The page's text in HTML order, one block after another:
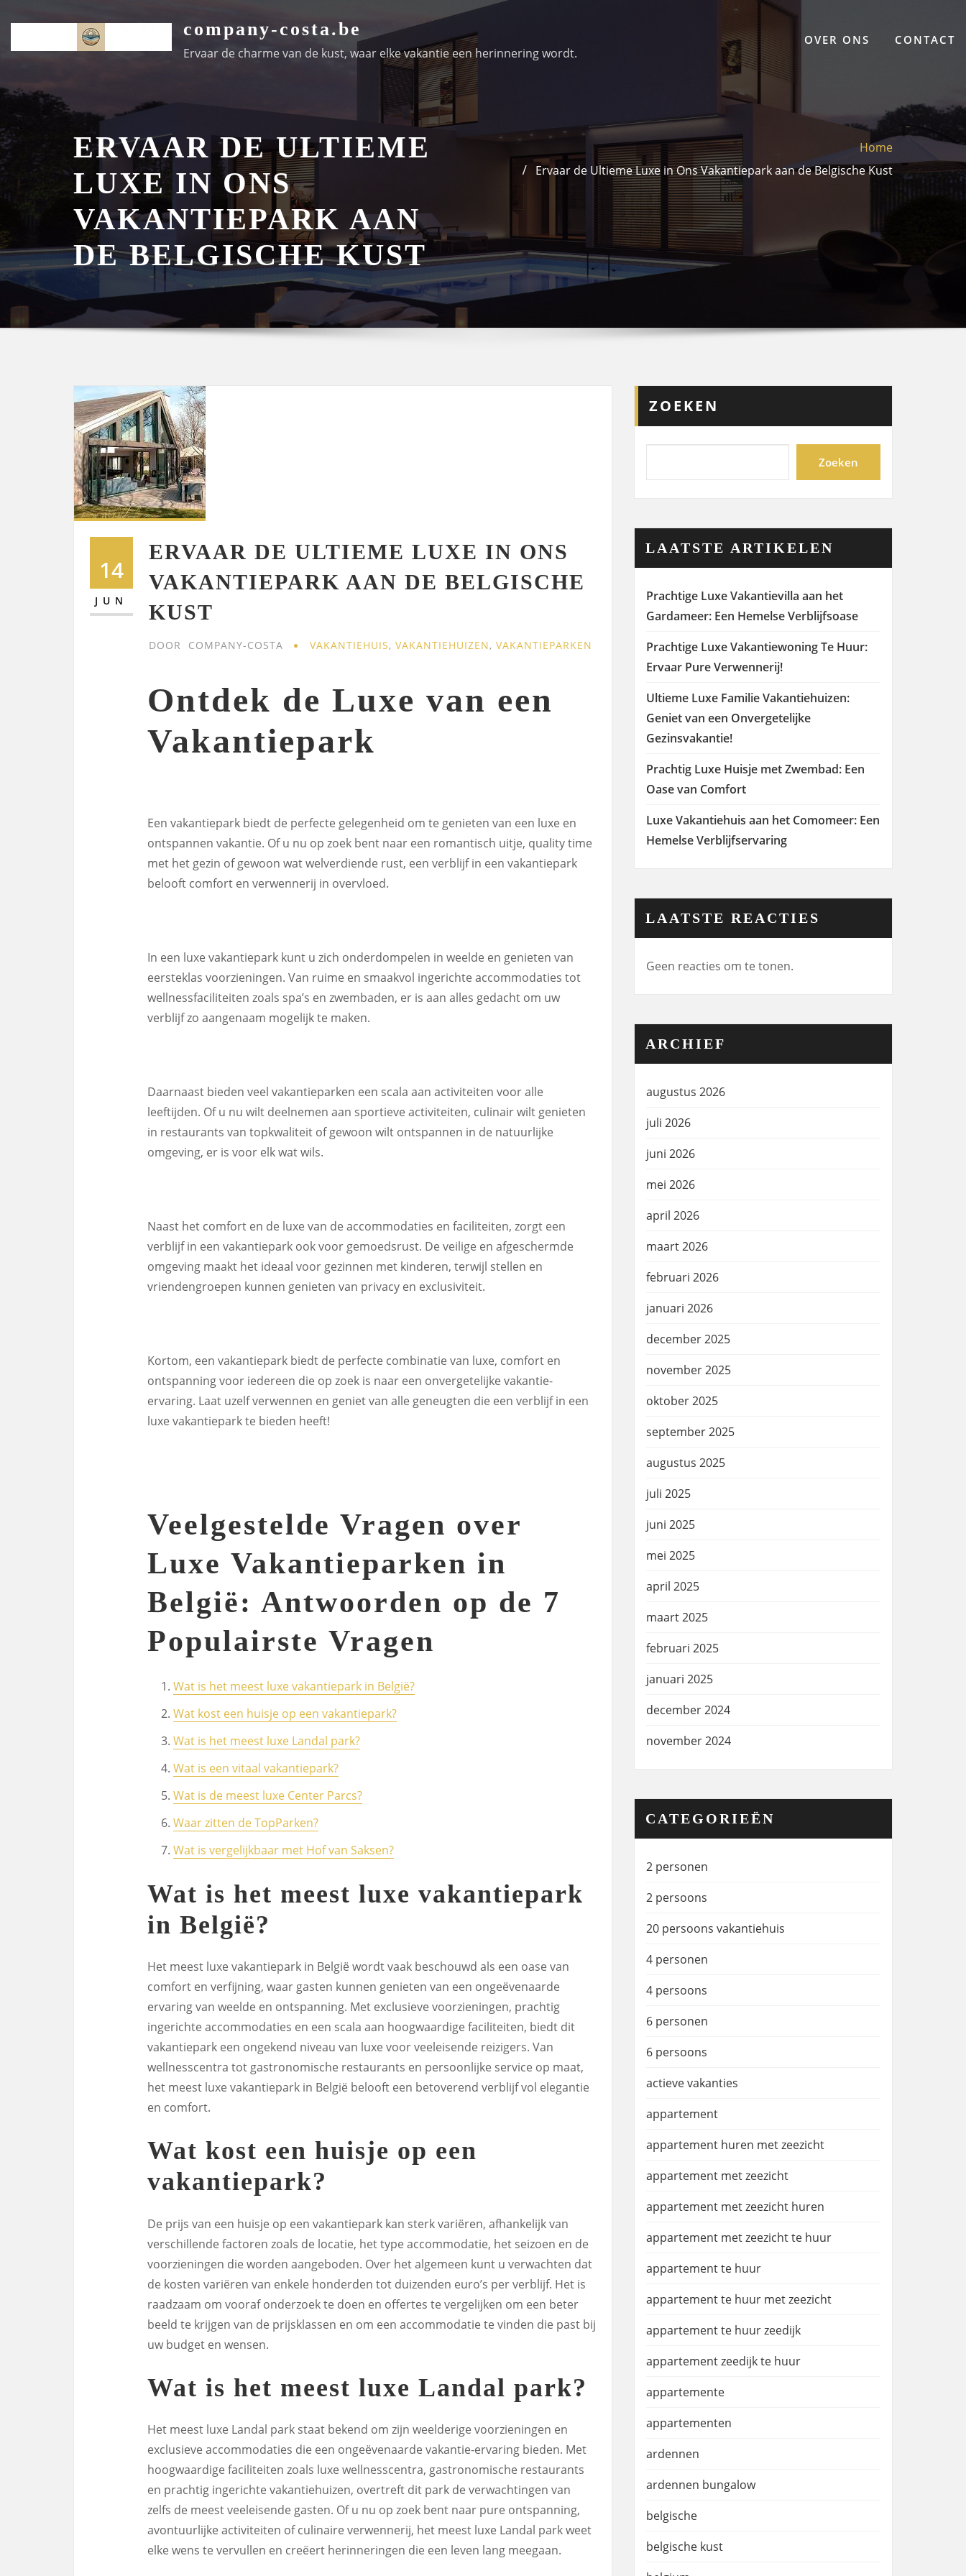
de
company-costa.be
Ervaar de charme van de kust, waar elke vakantie een herinnering wordt.
OVER ONS CONTACT
ERVAAR DE ULTIEME
LUXE IN ONS
VAKANTIEPARK AAN
DE BELGISCHE KUST
Home
Ervaar de Ultieme Luxe in Ons Vakantiepark aan de Belgische Kust
14
JUN
ERVAAR DE ULTIEME LUXE IN ONS
VAKANTIEPARK AAN DE BELGISCHE
KUST
DOOR COMPANY-COSTA VAKANTIEHUIS,VAKANTIEHUIZEN,VAKANTIEPARKEN
Ontdek de Luxe van een
Vakantiepark
Een vakantiepark biedt de perfecte gelegenheid om te genieten van een luxe en
ontspannen vakantie. Of u nu op zoek bent naar een romantisch uitje, quality time
met het gezin of gewoon wat welverdiende rust, een verblijf in een vakantiepark
belooft comfort en verwennerij in overvloed.
In een luxe vakantiepark kunt u zich onderdompelen in weelde en genieten van
eersteklas voorzieningen. Van ruime en smaakvol ingerichte accommodaties tot
wellnessfaciliteiten zoals spa’s en zwembaden, er is aan alles gedacht om uw
verblijf zo aangenaam mogelijk te maken.
Daarnaast bieden veel vakantieparken een scala aan activiteiten voor alle
leeftijden. Of u nu wilt deelnemen aan sportieve activiteiten, culinair wilt genieten
in restaurants van topkwaliteit of gewoon wilt ontspannen in de natuurlijke
omgeving, er is voor elk wat wils.
Naast het comfort en de luxe van de accommodaties en faciliteiten, zorgt een
verblijf in een vakantiepark ook voor gemoedsrust. De veilige en afgeschermde
omgeving maakt het ideaal voor gezinnen met kinderen, terwijl stellen en
vriendengroepen kunnen genieten van privacy en exclusiviteit.
Kortom, een vakantiepark biedt de perfecte combinatie van luxe, comfort en
ontspanning voor iedereen die op zoek is naar een onvergetelijke vakantie-
ervaring. Laat uzelf verwennen en geniet van alle geneugten die een verblijf in een
luxe vakantiepark te bieden heeft!
Veelgestelde Vragen over
Luxe Vakantieparken in
België: Antwoorden op de 7
Populairste Vragen
Wat is het meest luxe vakantiepark in België?
Wat kost een huisje op een vakantiepark?
Wat is het meest luxe Landal park?
Wat is een vitaal vakantiepark?
Wat is de meest luxe Center Parcs?
Waar zitten de TopParken?
Wat is vergelijkbaar met Hof van Saksen?
Wat is het meest luxe vakantiepark
in België?
Het meest luxe vakantiepark in België wordt vaak beschouwd als een oase van
comfort en verfijning, waar gasten kunnen genieten van een ongeëvenaarde
ervaring van weelde en ontspanning. Met exclusieve voorzieningen, prachtig
ingerichte accommodaties en een scala aan hoogwaardige faciliteiten, biedt dit
vakantiepark een ongekend niveau van luxe voor veeleisende reizigers. Van
wellnesscentra tot gastronomische restaurants en persoonlijke service op maat,
het meest luxe vakantiepark in België belooft een betoverend verblijf vol elegantie
en comfort.
Wat kost een huisje op een
vakantiepark?
De prijs van een huisje op een vakantiepark kan sterk variëren, afhankelijk van
verschillende factoren zoals de locatie, het type accommodatie, het seizoen en de
voorzieningen die worden aangeboden. Over het algemeen kunt u verwachten dat
de kosten variëren van enkele honderden tot duizenden euro’s per verblijf. Het is
raadzaam om vooraf onderzoek te doen en offertes te vergelijken om een beter
beeld te krijgen van de prijsklassen en om een accommodatie te vinden die past bij
uw budget en wensen.
Wat is het meest luxe Landal park?
Het meest luxe Landal park staat bekend om zijn weelderige voorzieningen en
exclusieve accommodaties die een ongeëvenaarde vakantie-ervaring bieden. Met
hoogwaardige faciliteiten zoals luxe wellnesscentra, gastronomische restaurants
en prachtig ingerichte vakantiehuizen, overtreft dit park de verwachtingen van
zelfs de meest veeleisende gasten. Of u nu op zoek bent naar pure ontspanning,
avontuurlijke activiteiten of culinaire verwennerij, het meest luxe Landal park weet
elke wens te vervullen en creëert herinneringen die een leven lang meegaan.
ZOEKEN
Zoeken
LAATSTE ARTIKELEN
Prachtige Luxe Vakantievilla aan het
Gardameer: Een Hemelse Verblijfsoase
Prachtige Luxe Vakantiewoning Te Huur:
Ervaar Pure Verwennerij!
Ultieme Luxe Familie Vakantiehuizen:
Geniet van een Onvergetelijke
Gezinsvakantie!
Prachtig Luxe Huisje met Zwembad: Een
Oase van Comfort
Luxe Vakantiehuis aan het Comomeer: Een
Hemelse Verblijfservaring
LAATSTE REACTIES
Geen reacties om te tonen.
ARCHIEF
augustus 2026
juli 2026
juni 2026
mei 2026
april 2026
maart 2026
februari 2026
januari 2026
december 2025
november 2025
oktober 2025
september 2025
augustus 2025
juli 2025
juni 2025
mei 2025
april 2025
maart 2025
februari 2025
januari 2025
december 2024
november 2024
CATEGORIEËN
2 personen
2 persoons
20 persoons vakantiehuis
4 personen
4 persoons
6 personen
6 persoons
actieve vakanties
appartement
appartement huren met zeezicht
appartement met zeezicht
appartement met zeezicht huren
appartement met zeezicht te huur
appartement te huur
appartement te huur met zeezicht
appartement te huur zeedijk
appartement zeedijk te huur
appartemente
appartementen
ardennen
ardennen bungalow
belgische
belgische kust